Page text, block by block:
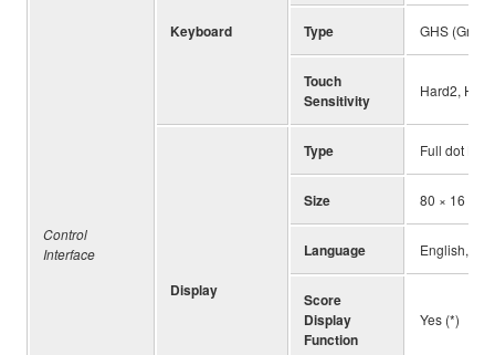
Control
Interface
Keyboard Type GHS
Touch
Sensitivity
Hard2,
Display
Type Full dot LCD
Size 80 × 16 dots
Language English,
Score
Display
Function
Yes (*)